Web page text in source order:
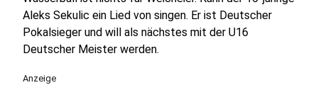
Aleks Sekulic ein Lied von singen. Er ist Deutscher
Pokalsieger und will als nächstes mit der U16
Deutscher Meister werden.
Anzeige